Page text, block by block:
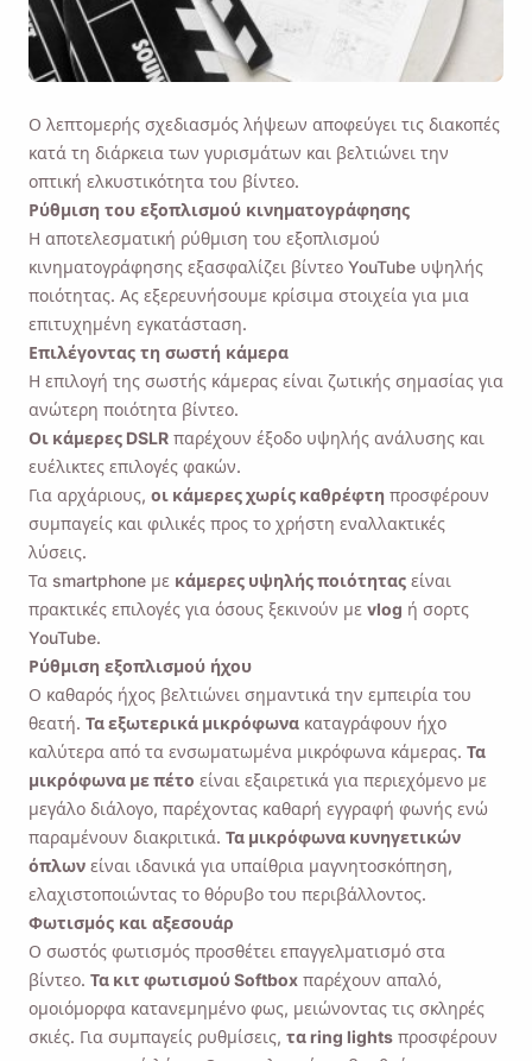
Ο λεπτομερής σχεδιασμός λήψεων αποφεύγει τις διακοπές
κατά τη διάρκεια των γυρισμάτων και βελτιώνει την
οπτική ελκυστικότητα του βίντεο.
Ρύθμιση του εξοπλισμού κινηματογράφησης
Η αποτελεσματική ρύθμιση του εξοπλισμού
κινηματογράφησης εξασφαλίζει βίντεο YouTube υψηλής
ποιότητας. Ας εξερευνήσουμε κρίσιμα στοιχεία για μια
επιτυχημένη εγκατάσταση.
Επιλέγοντας τη σωστή κάμερα
Η επιλογή της σωστής κάμερας είναι ζωτικής σημασίας για
ανώτερη ποιότητα βίντεο.
Οι κάμερες DSLR παρέχουν έξοδο υψηλής ανάλυσης και
ευέλικτες επιλογές φακών.
Για αρχάριους, οι κάμερες χωρίς καθρέφτη προσφέρουν
συμπαγείς και φιλικές προς το χρήστη εναλλακτικές
λύσεις.
Τα smartphone με κάμερες υψηλής ποιότητας είναι
πρακτικές επιλογές για όσους ξεκινούν με vlog ή σορτς
YouTube.
Ρύθμιση εξοπλισμού ήχου
Ο καθαρός ήχος βελτιώνει σημαντικά την εμπειρία του
θεατή. Τα εξωτερικά μικρόφωνα καταγράφουν ήχο
καλύτερα από τα ενσωματωμένα μικρόφωνα κάμερας. Τα
μικρόφωνα με πέτο είναι εξαιρετικά για περιεχόμενο με
μεγάλο διάλογο, παρέχοντας καθαρή εγγραφή φωνής ενώ
παραμένουν διακριτικά. Τα μικρόφωνα κυνηγετικών
όπλων είναι ιδανικά για υπαίθρια μαγνητοσκόπηση,
ελαχιστοποιώντας το θόρυβο του περιβάλλοντος.
Φωτισμός και αξεσουάρ
Ο σωστός φωτισμός προσθέτει επαγγελματισμό στα
βίντεο. Τα κιτ φωτισμού Softbox παρέχουν απαλό,
ομοιόμορφα κατανεμημένο φως, μειώνοντας τις σκληρές
σκιές. Για συμπαγείς ρυθμίσεις, τα ring lights προσφέρουν